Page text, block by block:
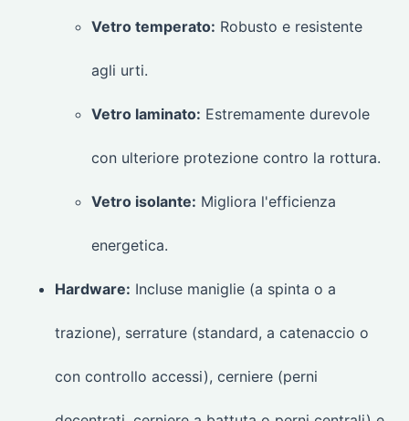
Vetro temperato: Robusto e resistente
agli urti.
Vetro laminato: Estremamente durevole
con ulteriore protezione contro la rottura.
Vetro isolante: Migliora l'efficienza
energetica.
Hardware: Incluse maniglie (a spinta o a
trazione), serrature (standard, a catenaccio o
con controllo accessi), cerniere (perni